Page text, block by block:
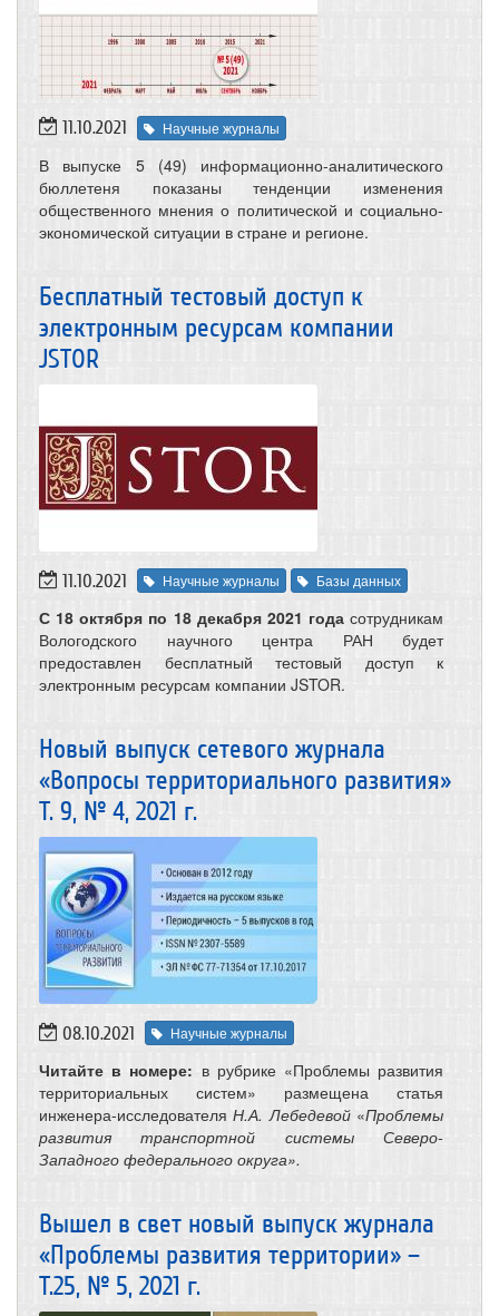
11.10.2021 Научные журналы
В выпуске 5 (49) информационно-аналитического
бюллетеня показаны тенденции изменения
общественного мнения о политической и социально-
экономической ситуации в стране и регионе.
Бесплатный тестовый доступ к
электронным ресурсам компании
JSTOR
11.10.2021 Научные журналы Базы данных
С 18 октября по 18 декабря 2021 годасотрудникам
Вологодского научного центра РАН будет
предоставлен бесплатный тестовый доступ к
электронным ресурсам компании JSTOR.
Новый выпуск сетевого журнала
«Вопросы территориального развития»
Т. 9, № 4, 2021 г.
08.10.2021 Научные журналы
Читайте в номере: в рубрике «Проблемы развития
территориальных систем» размещена
статья
инженера-исследователяН.А. Лебедевой«Проблемы
развития транспортной системы Северо-
Западного федерального округа».
Вышел в свет новый выпуск журнала
«Проблемы развития территории» –
Т.25, № 5, 2021 г.